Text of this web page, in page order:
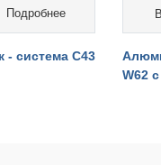
Подробнее
система С43
W62